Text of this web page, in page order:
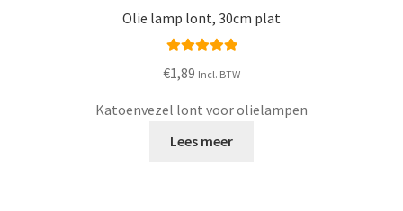
Olie lamp lont, 30cm plat
5.00
€1,89 Incl. BTW
Katoenvezel lont voor olielampen
Lees meer